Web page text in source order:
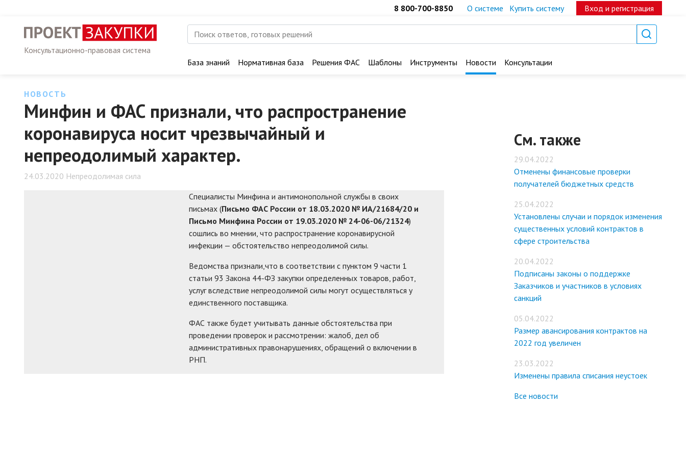
8 800-700-8850 О системе Купить систему Вход и регистрация
Консультационно-правовая система
База знаний
Нормативная база Решения ФАС Шаблоны Инструменты Новости Консультации
НОВОСТЬ
Минфин и ФАС признали, что распространение
коронавируса носит чрезвычайный и
непреодолимый характер.
24.03.2020 Непреодолимая сила
Специалисты Минфина и антимонопольной службы в своих
письмах (Письмо ФАС России от 18.03.2020 № ИА/21684/20 и
Письмо Минфина России от 19.03.2020 № 24-06-06/21324)
сошлись во мнении, что распространение коронавирусной
инфекции — обстоятельство непреодолимой силы.
Ведомства признали,что в соответствии с пунктом 9 части 1
статьи 93 Закона 44-ФЗ закупки определенных товаров, работ,
услуг вследствие непреодолимой силы могут осуществляться у
единственного поставщика.
ФАС также будет учитывать данные обстоятельства при
проведении проверок и рассмотрении: жалоб, дел об
административных правонарушениях, обращений о включении в
РНП.
См. также
29.04.2022
Отменены финансовые проверки
получателей бюджетных средств
25.04.2022
Установлены случаи и порядок изменения
существенных условий контрактов в
сфере строительства
20.04.2022
Подписаны законы о поддержке
Заказчиков и участников в условиях
санкций
05.04.2022
Размер авансирования контрактов на
2022 год увеличен
23.03.2022
Изменены правила списания неустоек
Все новости